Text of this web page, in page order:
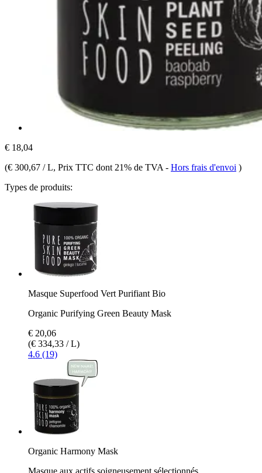
€ 18,04
(€ 300,67 / L, Prix TTC dont 21% de TVA - Hors frais d'envoi )
Types de produits:
Masque Superfood Vert Purifiant Bio
Organic Purifying Green Beauty Mask
€ 20,06
(€ 334,33 / L)
4.6 (19)
Organic Harmony Mask
Masque aux actifs soigneusement sélectionnés